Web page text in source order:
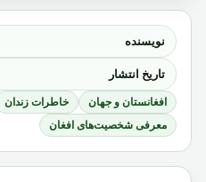
نویسنده
تاریخ انتشار
افغانستان و جهان خاطرات زندان
معرفی شخصیت‌های افغان